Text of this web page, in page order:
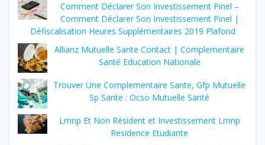
Comment Déclarer Son Investissement Pinel –
Comment Déclarer Son Investissement Pinel |
Défiscalisation Heures Supplémentaires 2019 Plafond
Allianz Mutuelle Sante Contact | Complementaire
Santé Education Nationale
Trouver Une Complementaire Sante, Gfp Mutuelle
Sp Sante : Ocso Mutuelle Santé
Lmnp Et Non Résident et Investissement Lmnp
Residence Etudiante